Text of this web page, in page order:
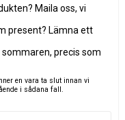
Maila oss, vi
present? Lämna ett
precis som
en vara ta slut innan vi
i sådana fall.